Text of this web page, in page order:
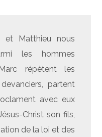
et Matthieu nous
les hommes
répètent les
partent
avec eux
Christ son fils,
de la loi et des